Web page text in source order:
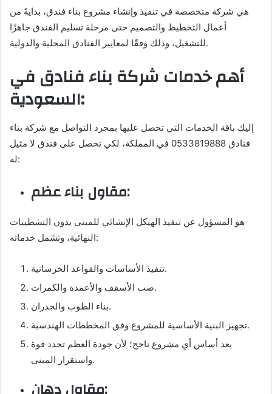
هي شركة متخصصة في تنفيذ وإنشاء مشروع بناء فندق، بدايةً من
أعمال التخطيط والتصميم حتى مرحلة تسليم الفندق جاهزًا
للتشغيل، وذلك وفقًا لمعايير الفنادق المحلية والدولية.
أهم خدمات شركة بناء فنادق في
السعودية:
إليك باقة الخدمات التي تحصل عليها بمجرد التواصل مع شركة بناء
فنادق 0533819888 في المملكة، لكي تحصل على فندق لا مثيل
له:
مقاول بناء عظم:
هو المسؤول عن تنفيذ الهيكل الإنشائي للمبنى بدون التشطيبات
النهائية، وتشمل خدماته:
تنفيذ الأساسات والقواعد الخرسانية.
صب الأسقف والأعمدة والكمرات.
بناء الطوب والجدران.
تجهيز البنية الأساسية للمشروع وفق المخططات الهندسية.
يعد أساس أي مشروع ناجح؛ لأن جودة العظم تحدد قوة
واستقرار المبنى.